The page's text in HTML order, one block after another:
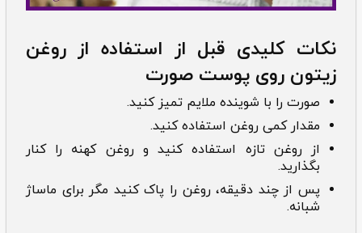
نکات کلیدی قبل از استفاده از روغن
زیتون روی پوست صورت
صورت را با شوینده ملایم تمیز کنید.
مقدار کمی روغن استفاده کنید.
از روغن تازه استفاده کنید و روغن کهنه را کنار
بگذارید.
پس از چند دقیقه، روغن را پاک کنید مگر برای ماساژ
شبانه.